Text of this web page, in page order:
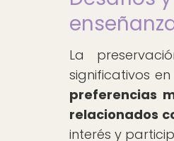
La
significativos
preferencias
relacionados
interés y